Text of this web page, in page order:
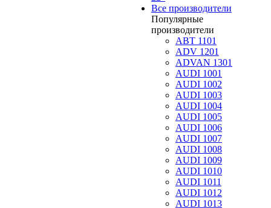
Все производители
Популярные
производители
ABT 1101
ADV 1201
ADVAN 1301
AUDI 1001
AUDI 1002
AUDI 1003
AUDI 1004
AUDI 1005
AUDI 1006
AUDI 1007
AUDI 1008
AUDI 1009
AUDI 1010
AUDI 1011
AUDI 1012
AUDI 1013